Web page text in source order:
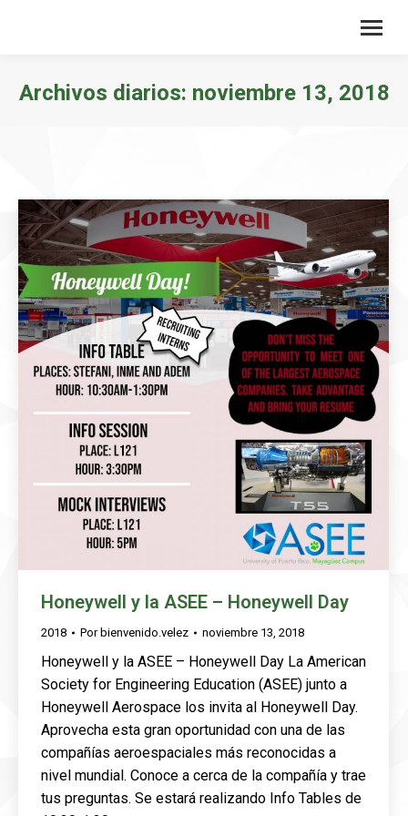
Archivos diarios: noviembre 13, 2018
Honeywell y la ASEE – Honeywell Day
2018 Por bienvenido.velez noviembre 13, 2018
Honeywell y la ASEE – Honeywell Day La American
Society for Engineering Education (ASEE) junto a
Honeywell Aerospace los invita al Honeywell Day.
Aprovecha esta gran oportunidad con una de las
compañías aeroespaciales más reconocidas a
nivel mundial. Conoce a cerca de la compañía y trae
tus preguntas. Se estará realizando Info Tables de